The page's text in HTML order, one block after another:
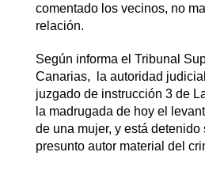
comentado los vecinos, no
relación.
Según informa el Tribunal
Canarias, la autoridad
juzgado de instrucción 3 de
la madrugada de hoy el
de una mujer, y está detenido
presunto autor material del